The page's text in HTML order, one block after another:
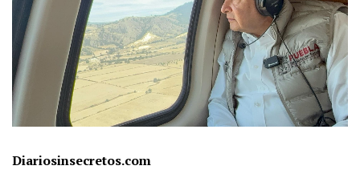
Diariosinsecretos.com